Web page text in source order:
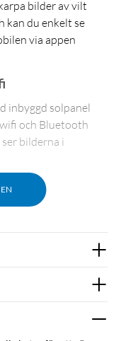
bilder av vilt
kan du enkelt se
via appen
inbyggd solpanel
och Bluetooth
bilderna i
(interpolerat)
Go
IR-ljus